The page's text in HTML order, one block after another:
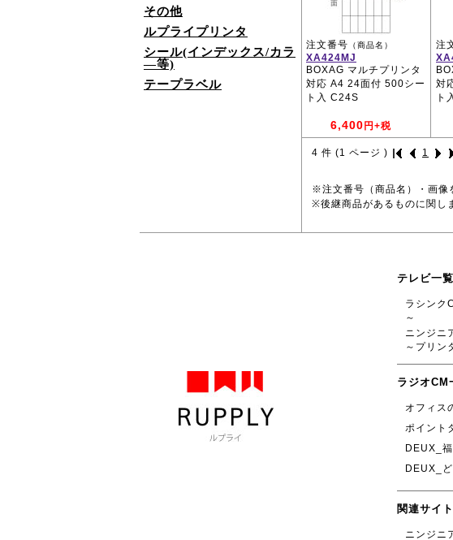
その他
ルプライプリンタ
シール(インデックス/カラ
―等)
テープラベル
注文番号 （商品名）
XA424MJ
BOXAG マルチプリンタ
対応 A4 24面付 500シー
ト入 C24S
6,400 円+税
注
対
ト
4 件 (1 ページ ) 1
※注文番号（商品名）・画像
※後継商品があるものに関し
テレビ一覧
ラシンク
～
ニンジニ
～プリン
ラジオCM
オフィス
ポイント
DEUX_
DEUX_
関連サイト
ニンジニ